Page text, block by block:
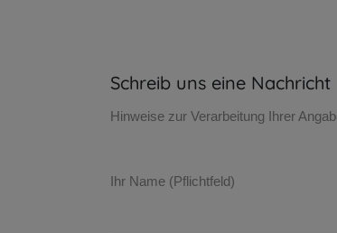
Schreib uns eine Nachricht
Hinweise zur Verarbeitung Ihrer
Ihr Name (Pflichtfeld)